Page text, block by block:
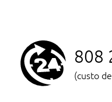
808
(custo